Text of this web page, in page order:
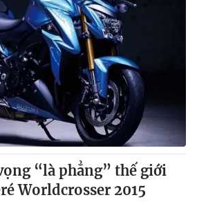
“là phẳng” thế giới
Worldcrosser 2015